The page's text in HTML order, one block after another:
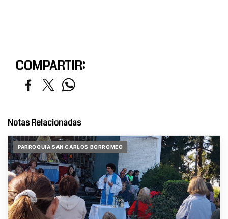
COMPARTIR:
Notas Relacionadas
PARROQUIA SAN CARLOS BORROMEO